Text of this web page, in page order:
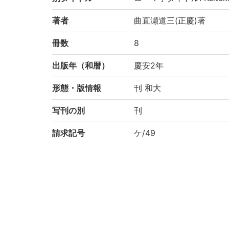
著者 曲直瀬道三(正慶)著
冊数 8
出版年（和暦） 慶安2年
形態・版情報 刊 和大
写刊の別 刊
請求記号 ケ/49